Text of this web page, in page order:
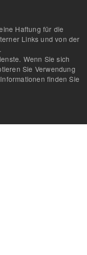
Haftung für die
Links und von der
Wenn Sie sich
Sie Verwendung
finden Sie